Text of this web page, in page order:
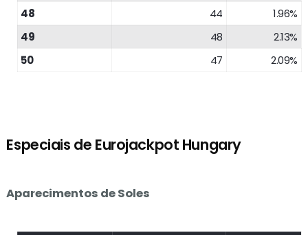
48
44
1.96%
49
48
2.13%
50
47 2.09%
Especiais de Eurojackpot Hungary
Aparecimentos de Soles